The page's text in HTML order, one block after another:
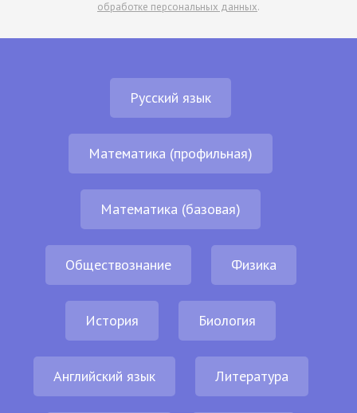
обработке персональных данных.
Русский язык
Математика (профильная)
Математика (базовая)
Обществознание Физика
История Биология
Английский язык Литература